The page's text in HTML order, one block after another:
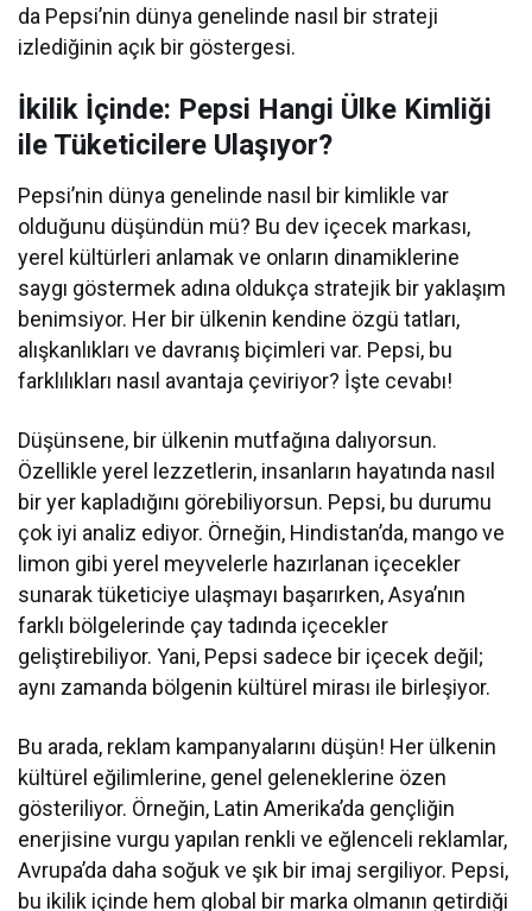
da Pepsi’nin dünya genelinde nasıl bir strateji
izlediğinin açık bir göstergesi.
İkilik İçinde: Pepsi Hangi Ülke Kimliği
ile Tüketicilere Ulaşıyor?
Pepsi’nin dünya genelinde nasıl bir kimlikle var
olduğunu düşündün mü? Bu dev içecek markası,
yerel kültürleri anlamak ve onların dinamiklerine
saygı göstermek adına oldukça stratejik bir yaklaşım
benimsiyor. Her bir ülkenin kendine özgü tatları,
alışkanlıkları ve davranış biçimleri var. Pepsi, bu
farklılıkları nasıl avantaja çeviriyor? İşte cevabı!
Düşünsene, bir ülkenin mutfağına dalıyorsun.
Özellikle yerel lezzetlerin, insanların hayatında nasıl
bir yer kapladığını görebiliyorsun. Pepsi, bu durumu
çok iyi analiz ediyor. Örneğin, Hindistan’da, mango ve
limon gibi yerel meyvelerle hazırlanan içecekler
sunarak tüketiciye ulaşmayı başarırken, Asya’nın
farklı bölgelerinde çay tadında içecekler
geliştirebiliyor. Yani, Pepsi sadece bir içecek değil;
aynı zamanda bölgenin kültürel mirası ile birleşiyor.
Bu arada, reklam kampanyalarını düşün! Her ülkenin
kültürel eğilimlerine, genel geleneklerine özen
gösteriliyor. Örneğin, Latin Amerika’da gençliğin
enerjisine vurgu yapılan renkli ve eğlenceli reklamlar,
Avrupa’da daha soğuk ve şık bir imaj sergiliyor. Pepsi,
bu ikilik içinde hem global bir marka olmanın getirdiği